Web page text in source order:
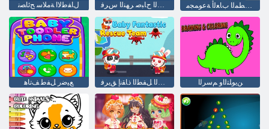
ﻝﺎﻔﻃﻻ ﺍ ﺔﻣﻼ ﺳ ﺢﺋﺎﺼﻧ ﺮﻴﺨﻟﺍ ﺡﺎﺒﺻ ﺮﻬﻨﻟﺍ ﺱﺮﻓ ﻝﺎﻔﻃﻸ ﻟ ﺦﺒﻄﻤﻟﺍ ﺏﺎﻌﻟﺃ ﺔﻋﻮﻤﺠﻣ
ﻊﻴﺿﺭ ﻞﻔﻃ ﻒﺗﺎﻫ ﻊﺋﺍﺮﻟﺍ ﻞﻔﻄﻟﺍ ﺫﺎﻘﻧﺇ ﻖﻳﺮﻓ ﻦﻳﻮﻠﺘﻟﺍﻭ ﻢﺳﺮﻟﺍ